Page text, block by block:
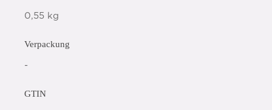
0,55 kg
Verpackung
-
GTIN